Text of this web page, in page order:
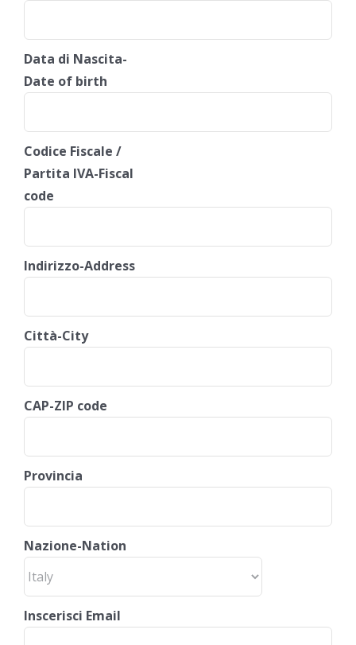
Data di Nascita-
Date of birth
Codice Fiscale /
Partita IVA-Fiscal
code
Indirizzo-Address
Città-City
CAP-ZIP code
Provincia
Nazione-Nation
Inscerisci Email